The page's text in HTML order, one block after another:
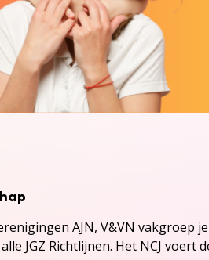
AJN, V&VN vakgroep
JGZ Richtlijnen. Het NCJ voert